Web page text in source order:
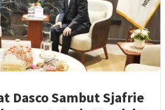
Dasco Sambut Sjafrie